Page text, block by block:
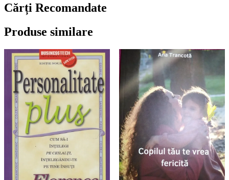
Cărți Recomandate
Produse similare